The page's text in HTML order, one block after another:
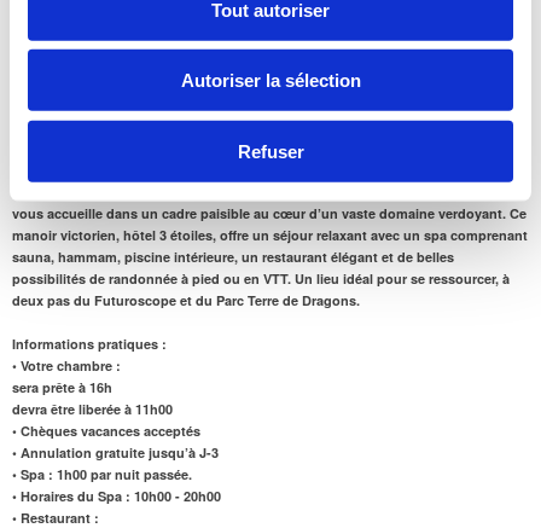
Tout autoriser
Autoriser la sélection
Refuser
vous accueille dans un cadre paisible au cœur d’un vaste domaine verdoyant. Ce
manoir victorien, hôtel 3 étoiles, offre un séjour relaxant avec un spa comprenant
sauna, hammam, piscine intérieure, un restaurant élégant et de belles
possibilités de randonnée à pied ou en VTT. Un lieu idéal pour se ressourcer, à
deux pas du Futuroscope et du Parc Terre de Dragons.
Informations pratiques :
• Votre chambre :
sera prête à 16h
devra être liberée à 11h00
• Chèques vacances acceptés
• Annulation gratuite jusqu’à J-3
• Spa : 1h00 par nuit passée.
• Horaires du Spa : 10h00 - 20h00
• Restaurant :